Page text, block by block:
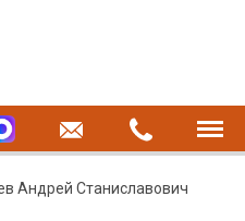
Андрей Станиславович